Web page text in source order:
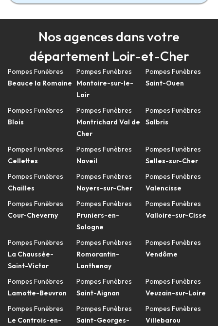
Nos agences dans votre
département Loir-et-Cher
Pompes Funèbres
Beauce la Romaine
Pompes Funèbres
Blois
Pompes Funèbres
Cellettes
Pompes Funèbres
Chailles
Pompes Funèbres
Cour-Cheverny
Pompes Funèbres
La Chaussée-
Saint-Victor
Pompes Funèbres
Lamotte-Beuvron
Pompes Funèbres
Le Controis-en-
Pompes Funèbres
Montoire-sur-le-
Loir
Pompes Funèbres
Montrichard Val de
Cher
Pompes Funèbres
Naveil
Pompes Funèbres
Noyers-sur-Cher
Pompes Funèbres
Pruniers-en-
Sologne
Pompes Funèbres
Romorantin-
Lanthenay
Pompes Funèbres
Saint-Aignan
Pompes Funèbres
Saint-Georges-
Pompes Funèbres
Saint-Ouen
Pompes Funèbres
Salbris
Pompes Funèbres
Selles-sur-Cher
Pompes Funèbres
Valencisse
Pompes Funèbres
Valloire-sur-Cisse
Pompes Funèbres
Vendôme
Pompes Funèbres
Veuzain-sur-Loire
Pompes Funèbres
Villebarou